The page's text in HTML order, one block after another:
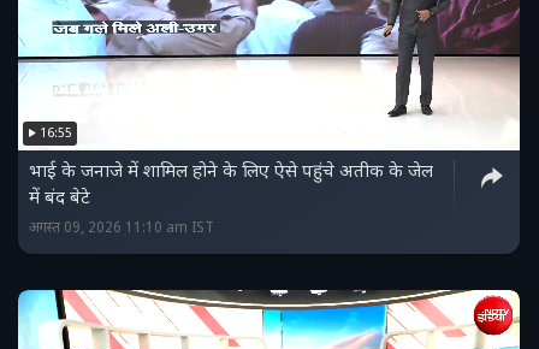
16:55
भाई के जनाजे में शामिल होने के लिए ऐसे पहुंचे अतीक के जेल
में बंद बेटे
अगस्त 09, 2026 11:10 am IST